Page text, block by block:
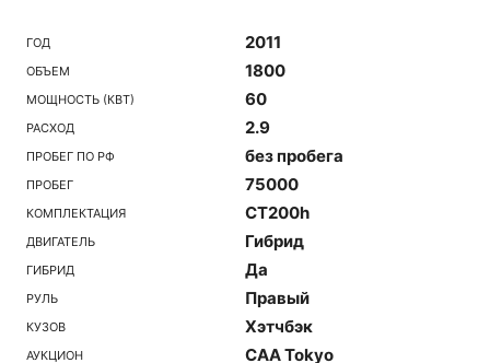
ГОД 2011
ОБЪЕМ 1800
МОЩНОСТЬ (КВТ) 60
РАСХОД 2.9
ПРОБЕГ ПО РФ без пробега
ПРОБЕГ 75000
КОМПЛЕКТАЦИЯ CT200h
ДВИГАТЕЛЬ Гибрид
ГИБРИД Да
РУЛЬ Правый
КУЗОВ Хэтчбэк
АУКЦИОН CAA Tokyo